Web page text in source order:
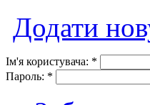
Додати
Ім'я користувача: *
Пароль: *